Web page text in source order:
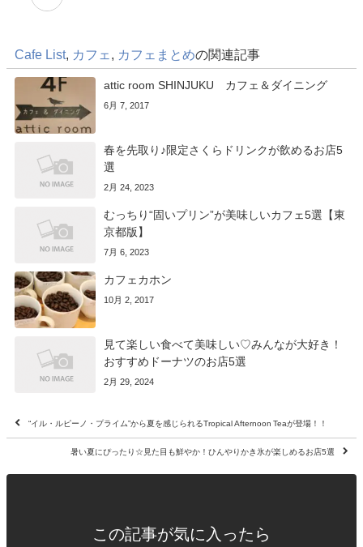
Cafe List, カフェ , カフェまとめの関連記事
attic room SHINJUKU カフェ＆ダイニング
6月 7, 2017
春を先取り♪限定さくらドリンクが飲めるお店5
選
2月 24, 2023
むっちり“固いプリン”が美味しいカフェ5選【東
京都版】
7月 6, 2023
カフェカホン
10月 2, 2017
見て楽しい食べて美味しい♡みんなが大好き！
おすすめドーナツのお店5選
2月 29, 2024
“イル・ルピーノ・プライム”から夏を感じられるTropical Afternoon Teaが登場！！
暑い夏にぴったり☆見た目も鮮やか！ひんやりかき氷が楽しめるお店5選
この記事が気に入ったら